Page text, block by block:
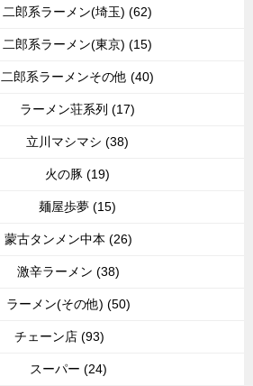
二郎系ラーメン(埼玉) (62)
二郎系ラーメン(東京) (15)
二郎系ラーメンその他 (40)
ラーメン荘系列 (17)
立川マシマシ (38)
火の豚 (19)
麺屋歩夢 (15)
蒙古タンメン中本 (26)
激辛ラーメン (38)
ラーメン(その他) (50)
チェーン店 (93)
スーパー (24)